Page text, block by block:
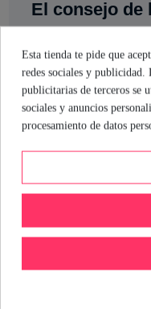
El consejo de
disfrutar sin
vegana y sin perfume lo
Aprovecha su textura
Recuerda: menos es más,
clave está en relajarse y
Esta tienda te pide que
redes sociales y publicidad.
publicitarias de terceros se
sociales y anuncios
procesamiento de datos